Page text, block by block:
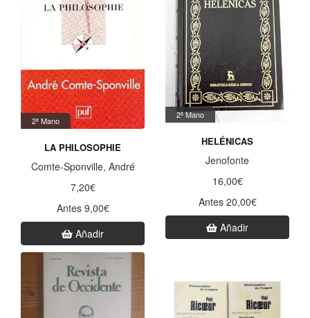
2ª Mano
LA PHILOSOPHIE
Comte-Sponville, André
7,20€
Antes 9,00€
Añadir
2ª Mano
HELÉNICAS
Jenofonte
16,00€
Antes 20,00€
Añadir